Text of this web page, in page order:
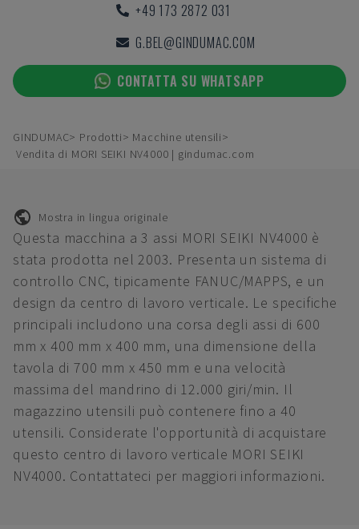
+49 173 2872 031
G.BEL@GINDUMAC.COM
CONTATTA SU WHATSAPP
GINDUMAC Prodotti
Macchine utensili
Vendita di MORI SEIKI NV4000 | gindumac.com
Mostra in lingua originale
Questa macchina a 3 assi MORI SEIKI NV4000 è
stata prodotta nel 2003. Presenta un sistema di
controllo CNC, tipicamente FANUC/MAPPS, e un
design da centro di lavoro verticale. Le specifiche
principali includono una corsa degli assi di 600
mm x 400 mm x 400 mm, una dimensione della
tavola di 700 mm x 450 mm e una velocità
massima del mandrino di 12.000 giri/min. Il
magazzino utensili può contenere fino a 40
utensili. Considerate l'opportunità di acquistare
questo centro di lavoro verticale MORI SEIKI
NV4000. Contattateci per maggiori informazioni.